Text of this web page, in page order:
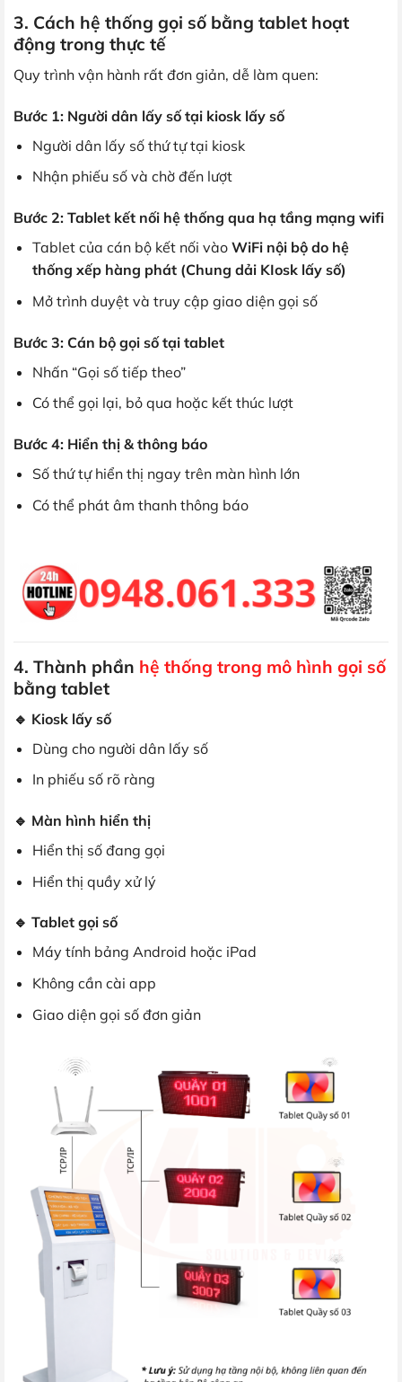
3. Cách hệ thống gọi số bằng tablet hoạt
động trong thực tế
Quy trình vận hành rất đơn giản, dễ làm quen:
Bước 1: Người dân lấy số tại kiosk lấy số
Người dân lấy số thứ tự tại kiosk
Nhận phiếu số và chờ đến lượt
Bước 2: Tablet kết nối hệ thống qua hạ tầng mạng wifi
Tablet của cán bộ kết nối vào WiFi nội bộ do hệ
thống xếp hàng phát (Chung dải KIosk lấy số)
Mở trình duyệt và truy cập giao diện gọi số
Bước 3: Cán bộ gọi số tại tablet
Nhấn “Gọi số tiếp theo”
Có thể gọi lại, bỏ qua hoặc kết thúc lượt
Bước 4: Hiển thị & thông báo
Số thứ tự hiển thị ngay trên màn hình lớn
Có thể phát âm thanh thông báo
4. Thành phần hệ thống trong mô hình gọi số
bằng tablet
🔹 Kiosk lấy số
Dùng cho người dân lấy số
In phiếu số rõ ràng
🔹 Màn hình hiển thị
Hiển thị số đang gọi
Hiển thị quầy xử lý
🔹 Tablet gọi số
Máy tính bảng Android hoặc iPad
Không cần cài app
Giao diện gọi số đơn giản